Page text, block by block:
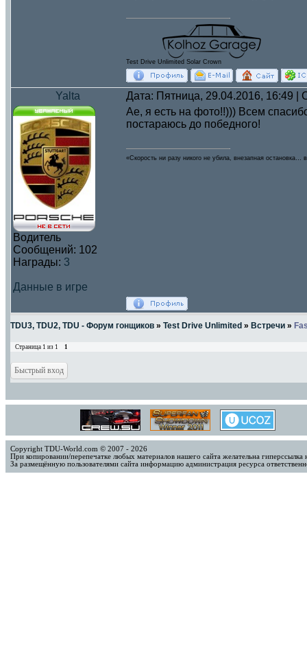
Test Drive Unlimited Solar Crown
Yalta Дата: Пятница, 29.04.2016, 16:49
Водитель
Сообщений: 102
Награды: 3
Данные в игре
Ае, я есть на фото!!))) Всем
постараюсь до победного!
«Скорость ни разу никого не убила, внезапная остановка…
TDU3, TDU2, TDU - Форум гонщиков » Test Drive Unlimited » Встречи »
Страница 1 из 1 1
Copyright TDU-World.com © 2007 - 2026
При копировании/перепечатке любых материалов нашего сайта желательна
За размещённую пользователями сайта информацию администрация ресурса